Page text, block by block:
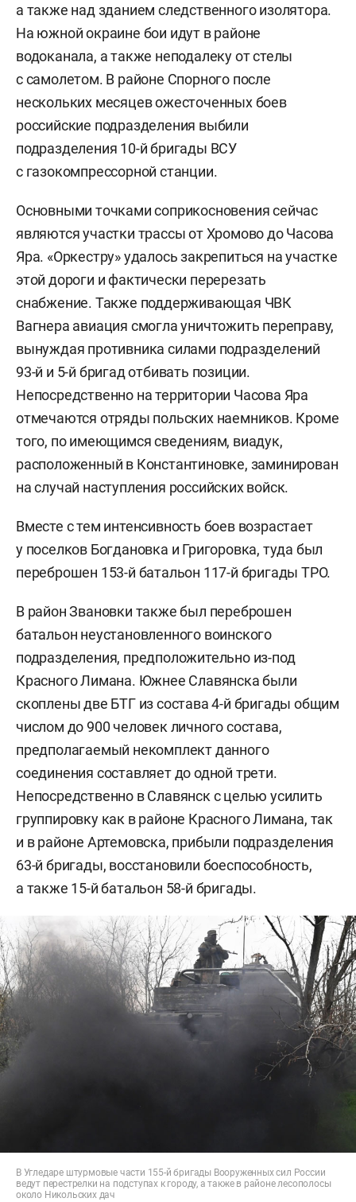
а также над зданием следственного изолятора.
На южной окраине бои идут в районе
водоканала, а также неподалеку от стелы
с самолетом. В районе Спорного после
нескольких месяцев ожесточенных боев
российские подразделения выбили
подразделения 10-й бригады ВСУ
с газокомпрессорной станции.
Основными точками соприкосновения сейчас
являются участки трассы от Хромово до Часова
Яра. «Оркестру» удалось закрепиться на участке
этой дороги и фактически перерезать
снабжение. Также поддерживающая ЧВК
Вагнера авиация смогла уничтожить переправу,
вынуждая противника силами подразделений
93-й и 5-й бригад отбивать позиции.
Непосредственно на территории Часова Яра
отмечаются отряды польских наемников. Кроме
того, по имеющимся сведениям, виадук,
расположенный в Константиновке, заминирован
на случай наступления российских войск.
Вместе с тем интенсивность боев возрастает
у поселков Богдановка и Григоровка, туда был
переброшен 153-й батальон 117-й бригады ТРО.
В район Звановки также был переброшен
батальон неустановленного воинского
подразделения, предположительно из-под
Красного Лимана. Южнее Славянска были
скоплены две БТГ из состава 4-й бригады общим
числом до 900 человек личного состава,
предполагаемый некомплект данного
соединения составляет до одной трети.
Непосредственно в Славянск с целью усилить
группировку как в районе Красного Лимана, так
и в районе Артемовска, прибыли подразделения
63-й бригады, восстановили боеспособность,
а также 15-й батальон 58-й бригады.
В Угледаре штурмовые части 155-й бригады Вооруженных сил России
ведут перестрелки на подступах к городу, а также в районе лесополосы
около Никольских дач